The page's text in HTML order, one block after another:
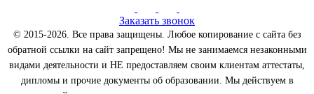
Заказать звонок
© 2015-2026. Все права защищены. Любое копирование с сайта без
обратной ссылки на сайт запрещено! Мы не занимаемся незаконными
видами деятельности и НЕ предоставляем своим клиентам аттестаты,
дипломы и прочие документы об образовании. Мы действуем в